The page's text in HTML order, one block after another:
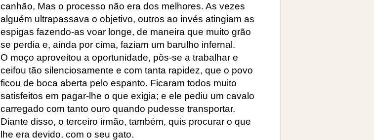
canhão, Mas o processo não era dos melhores. As vezes
alguém ultrapassava o objetivo, outros ao invés atingiam as
espigas fazendo-as voar longe, de maneira que muito grão
se perdia e, ainda por cima, faziam um barulho infernal.
O moço aproveitou a oportunidade, pôs-se a trabalhar e
ceifou tão silenciosamente e com tanta rapidez, que o povo
ficou de boca aberta pelo espanto. Ficaram todos muito
satisfeitos em pagar-lhe o que exigia; e ele pediu um cavalo
carregado com tanto ouro quando pudesse transportar.
Diante disso, o terceiro irmão, também, quis procurar o que
lhe era devido, com o seu gato.